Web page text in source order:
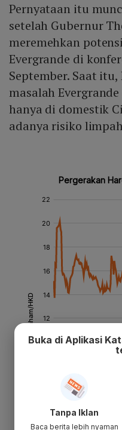
Pernyataan itu
setelah Gubernur
meremehkan
Evergrande di
September. Saat
masalah
hanya di domestik
adanya risiko
Buka di Aplikasi
Tanpa Iklan
Baca berita lebih nyaman